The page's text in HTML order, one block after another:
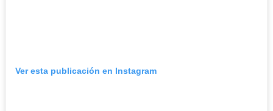
Ver esta publicación en Instagram